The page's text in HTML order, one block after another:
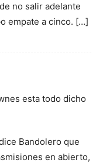
no salir adelante
empate a cinco. […]
esta todo dicho
Bandolero que
en abierto,